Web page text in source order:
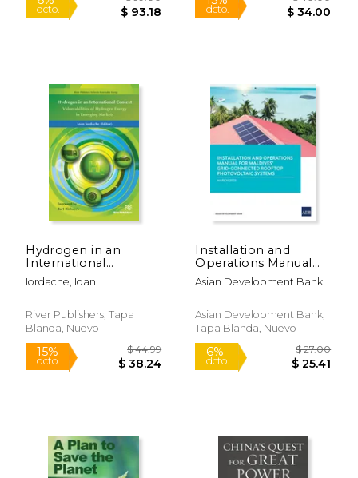
6%
dcto.
15%
dcto. $
Hydrogen in an
International
Context:
Vulnerabilities of
Emerging Markets
(en Inglés)
Iordache, Ioan
River Publishers, Tapa
Blanda, Nuevo
Installation and
Operations Manual
for Maldives' Grid-
Connected Rooftop
(en Inglés)
Asian Development Bank
Asian Development Bank,
Tapa Blanda, Nuevo